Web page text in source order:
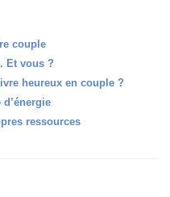
couple
Et vous ?
heureux en couple ?
ressources